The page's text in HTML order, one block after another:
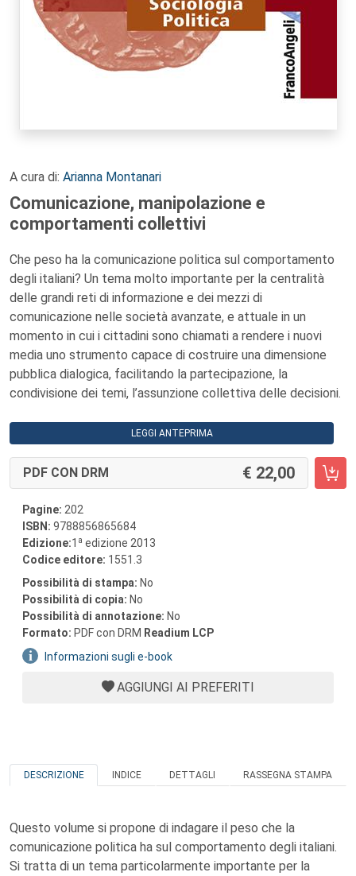
A cura di: Arianna Montanari
Comunicazione, manipolazione e
comportamenti collettivi
Che peso ha la comunicazione politica sul comportamento
degli italiani? Un tema molto importante per la centralità
delle grandi reti di informazione e dei mezzi di
comunicazione nelle società avanzate, e attuale in un
momento in cui i cittadini sono chiamati a rendere i nuovi
media uno strumento capace di costruire una dimensione
pubblica dialogica, facilitando la partecipazione, la
condivisione dei temi, l’assunzione collettiva delle decisioni.
LEGGI ANTEPRIMA
PDF CON DRM 22,00
Pagine: 202
ISBN: 9788856865684
Edizione:1 a edizione 2013
Codice editore: 1551.3
Possibilità di stampa: No
Possibilità di copia: No
Possibilità di annotazione: No
Formato: PDF con DRM Readium LCP
Informazioni sugli e-book
AGGIUNGI AI PREFERITI
DESCRIZIONE INDICE DETTAGLI RASSEGNA STAMPA
Questo volume si propone di indagare il peso che la
comunicazione politica ha sul comportamento degli italiani.
Si tratta di un tema particolarmente importante per la